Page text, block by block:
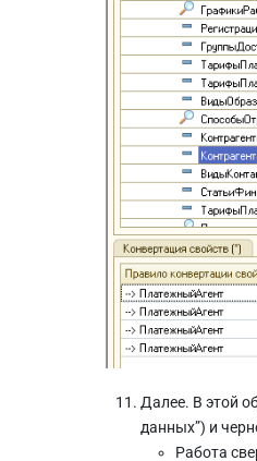
Далее. В этой
данных”) и
Работа